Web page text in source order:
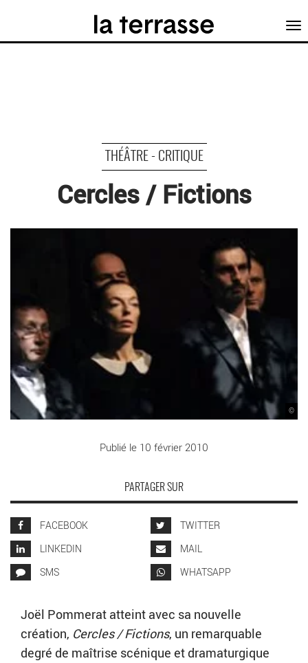
THÉÂTRE - CRITIQUE
Cercles / Fictions
©
Publié le 10 février 2010
PARTAGER SUR
FACEBOOK
TWITTER
LINKEDIN
MAIL
SMS
WHATSAPP
Joël Pommerat atteint avec sa nouvelle
création, Cercles / Fictions, un remarquable
degré de maîtrise scénique et dramaturgique